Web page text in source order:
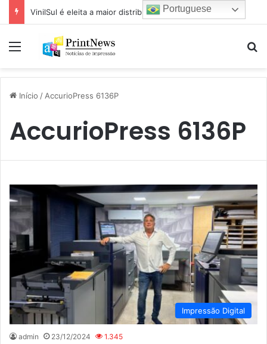
Menu
Início / AccurioPress 6136P
AccurioPress 6136P
Impressão Digital
admin 23/12/2024 1.345
Portuguese